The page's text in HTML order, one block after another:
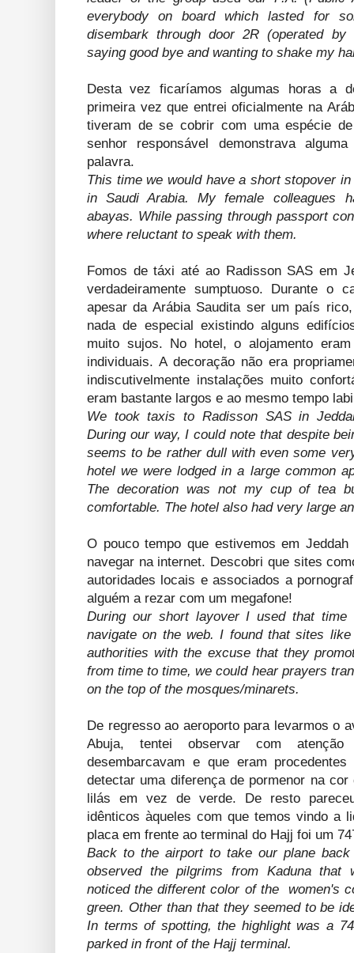
everybody on board which lasted for
disembark through door 2R (operated
saying good bye and wanting to shake my
Desta vez ficaríamos algumas horas a
primeira vez que entrei oficialmente na
tiveram de se cobrir com uma espécie
senhor responsável demonstrava
palavra.
This time we would have a short stopover
in Saudi Arabia. My female colleagues
abayas. While passing through passport
where reluctant to speak with them.
Fomos de táxi até ao Radisson SAS em
verdadeiramente sumptuoso. Durante o
apesar da Arábia Saudita ser um país
nada de especial existindo alguns
muito sujos. No hotel, o alojamento
individuais. A decoração não era
indiscutivelmente instalações muito
eram bastante largos e ao mesmo tempo
We took taxis to Radisson SAS in
During our way, I could note that despite
seems to be rather dull with even some
hotel we were lodged in a large common
The decoration was not my cup of tea
comfortable. The hotel also had very large
O pouco tempo que estivemos em
navegar na internet. Descobri que sites
autoridades locais e associados a
alguém a rezar com um megafone!
During our short layover I used that
navigate on the web. I found that sites
authorities with the excuse that they
from time to time, we could hear prayers
on the top of the mosques/minarets.
De regresso ao aeroporto para levarmos o
Abuja, tentei observar com
desembarcavam e que eram
detectar uma diferença de pormenor na
lilás em vez de verde. De resto
idênticos àqueles com que temos vindo a
placa em frente ao terminal do Hajj foi um
Back to the airport to take our plane
observed the pilgrims from Kaduna that
noticed the different color of the women's
green. Other than that they seemed to be
In terms of spotting, the highlight was a
parked in front of the Hajj terminal.